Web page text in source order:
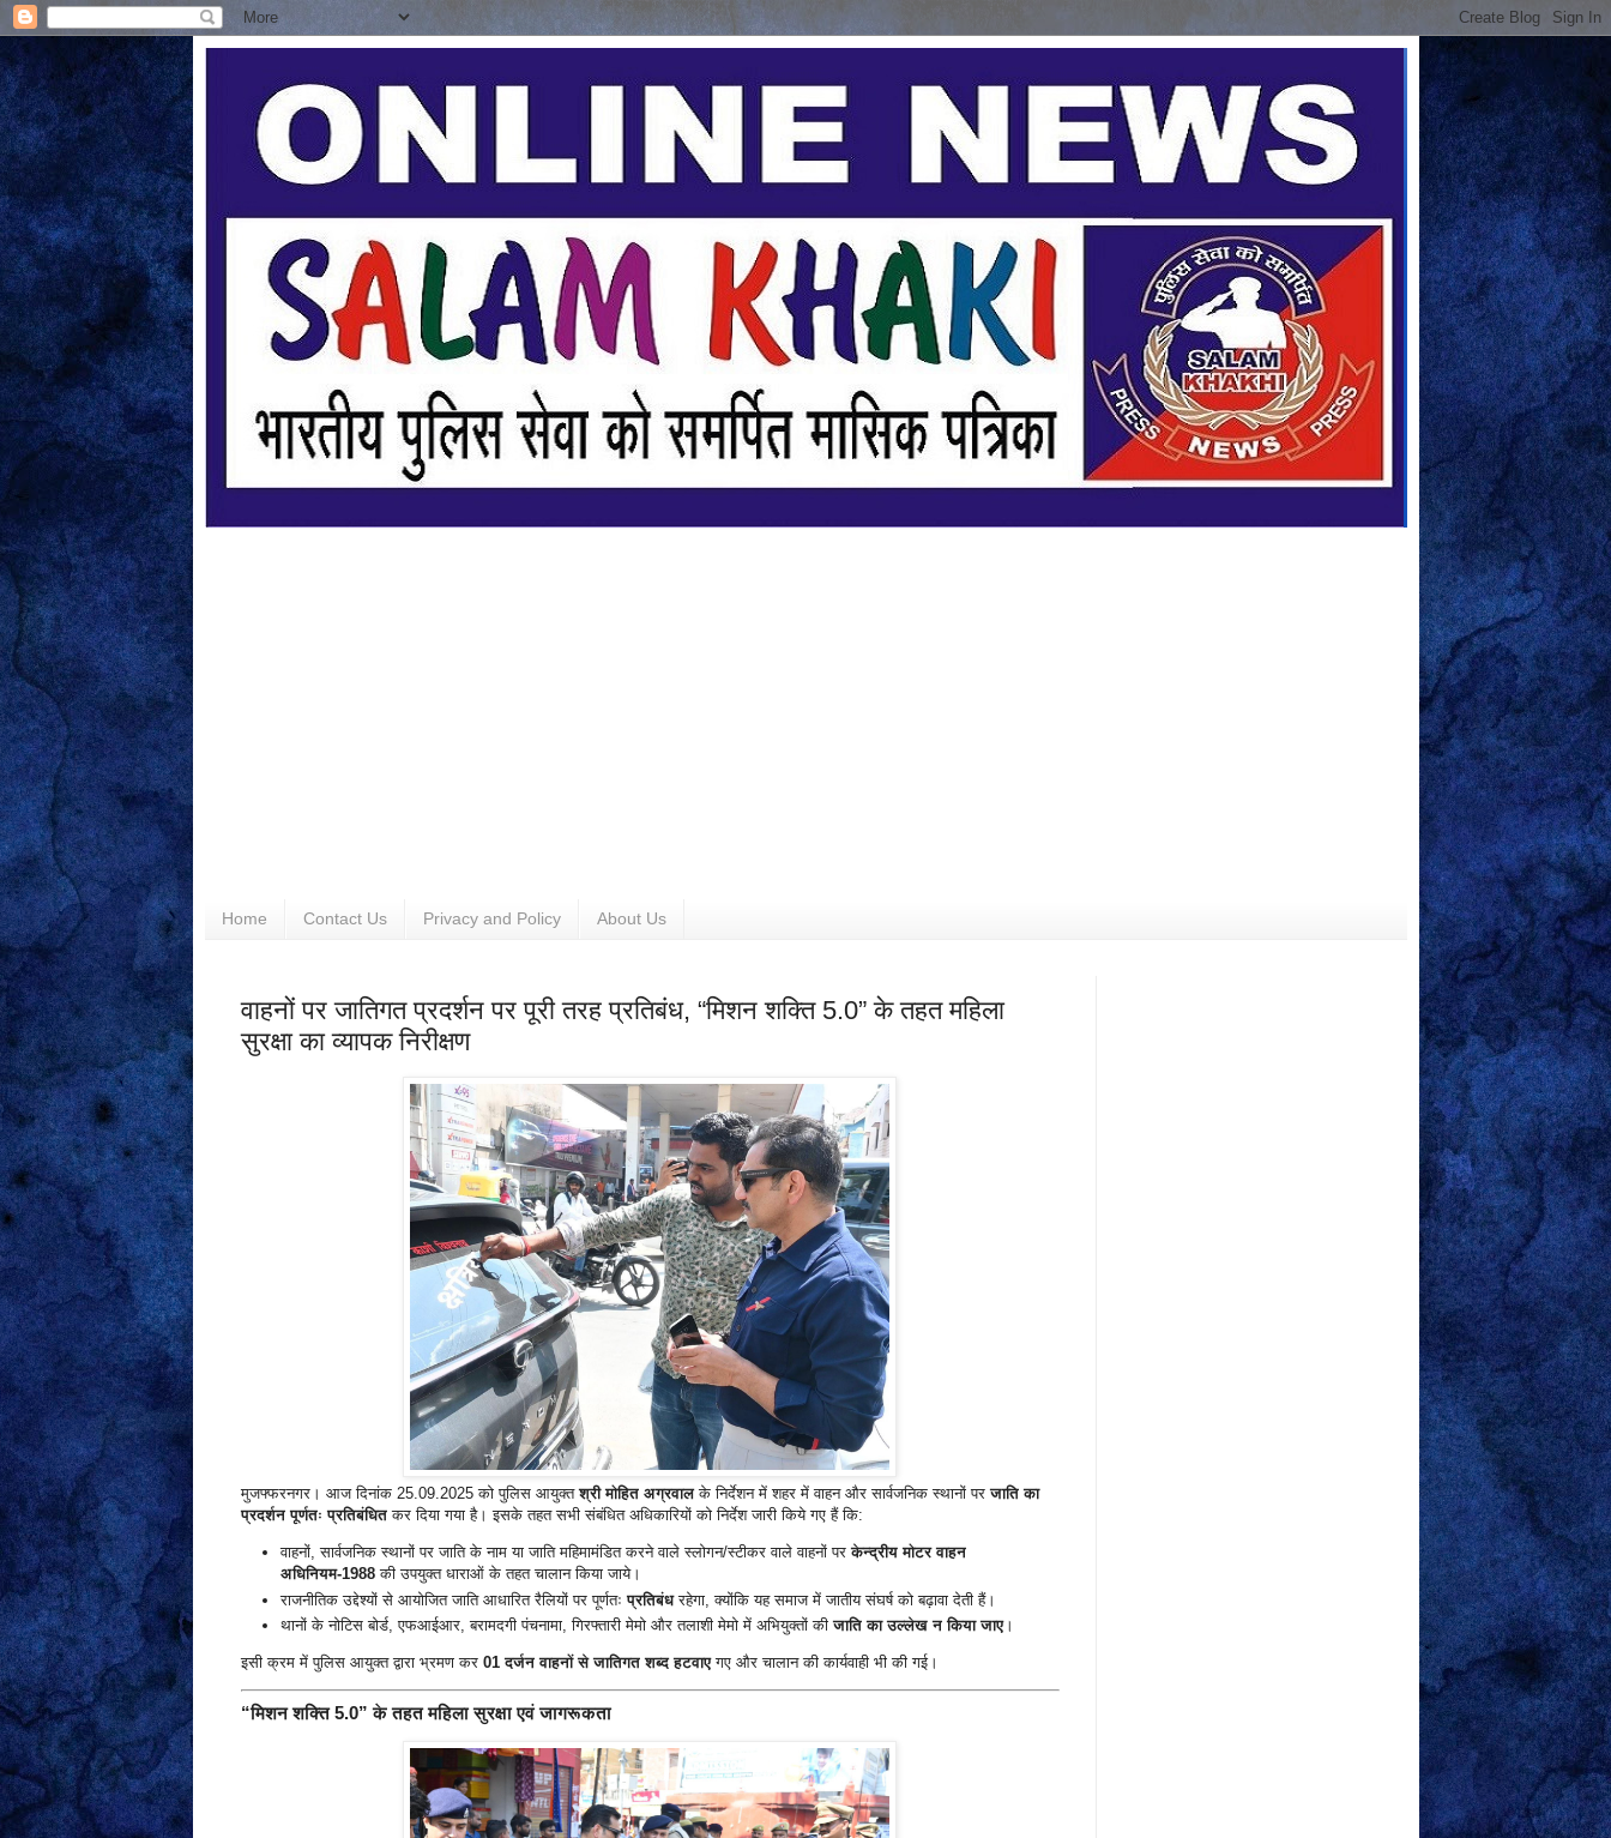
Home Contact Us Privacy and Policy About Us
वाहनों पर जातिगत प्रदर्शन पर पूरी तरह प्रतिबंध, “मिशन शक्ति 5.0” के तहत महिला
सुरक्षा का व्यापक निरीक्षण
मुजफ्फरनगर। आज दिनांक 25.09.2025 को पुलिस आयुक्तश्री मोहित अग्रवालके निर्देशन में शहर में वाहन और सार्वजनिक स्थानों परजाति का
प्रदर्शन पूर्णतः प्रतिबंधितकर दिया गया है। इसके तहत सभी संबंधित अधिकारियों को निर्देश जारी किये गए हैं कि:
वाहनों, सार्वजनिक स्थानों पर जाति के नाम या जाति महिमामंडित करने वाले स्लोगन/स्टीकर वाले वाहनों परकेन्द्रीय मोटर वाहन
अधिनियम-1988की उपयुक्त धाराओं के तहत चालान किया जाये।
राजनीतिक उद्देश्यों से आयोजित जाति आधारित रैलियों पर पूर्णतःप्रतिबंधरहेगा, क्योंकि यह समाज में जातीय संघर्ष को बढ़ावा देती हैं।
थानों के नोटिस बोर्ड, एफआईआर, बरामदगी पंचनामा, गिरफ्तारी मेमो और तलाशी मेमो में अभियुक्तों कीजाति का उल्लेख न किया जाए।
इसी क्रम में पुलिस आयुक्त द्वारा भ्रमण कर 01 दर्जन वाहनों से जातिगत शब्द हटवाएगए और चालान की कार्यवाही भी की गई।
“मिशन शक्ति 5.0” के तहत महिला सुरक्षा एवं जागरूकता